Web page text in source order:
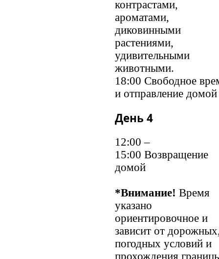
контрастами,
ароматами,
диковинными
растениями,
удивительными
животными.
18:00 Свободное
и отправление домой
День 4
12:00 –
15:00 Возвращение
домой
*Внимание! Время
указано
ориентировочное и
зависит от
погодных условий и
прохождения